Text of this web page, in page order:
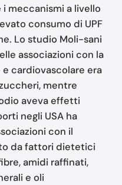
meccanismi a livello
consumo di UPF
Lo studio Moli-sani
associazioni con la
cardiovascolare era
mentre
aveva effetti
negli USA ha
con il
da fattori dietetici
amidi raffinati,
e oli